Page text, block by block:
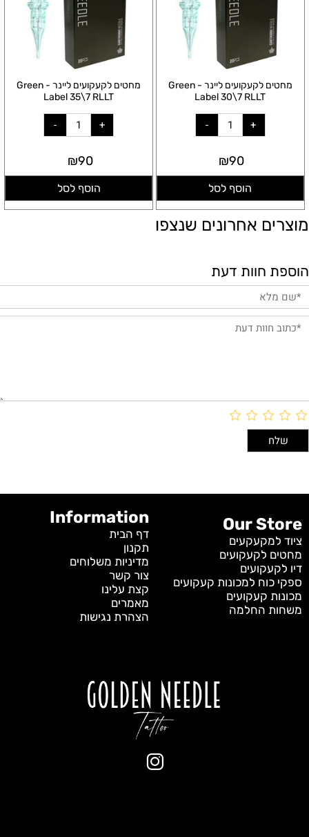
מחטים לקעקועים ליינר - Green
Label 30\7 RLLT
₪90
הוסף לסל
מחטים לקעקועים ליינר - Green
Label 35\7 RLLT
₪90
הוסף לסל
מוצרים אחרונים שנצפו
הוספת חוות דעת
Our Store
ציוד למקעקעים
מחטים לקעקועים
דיו לקעקועים
ספקי כוח למכונות קעקועים
מכונות קעקועים
משחות החלמה
Information
דף הבית
תקנון
מדיניות משלוחים
צור קשר
קצת עלינו
מאמרים
הצהרת נגישות